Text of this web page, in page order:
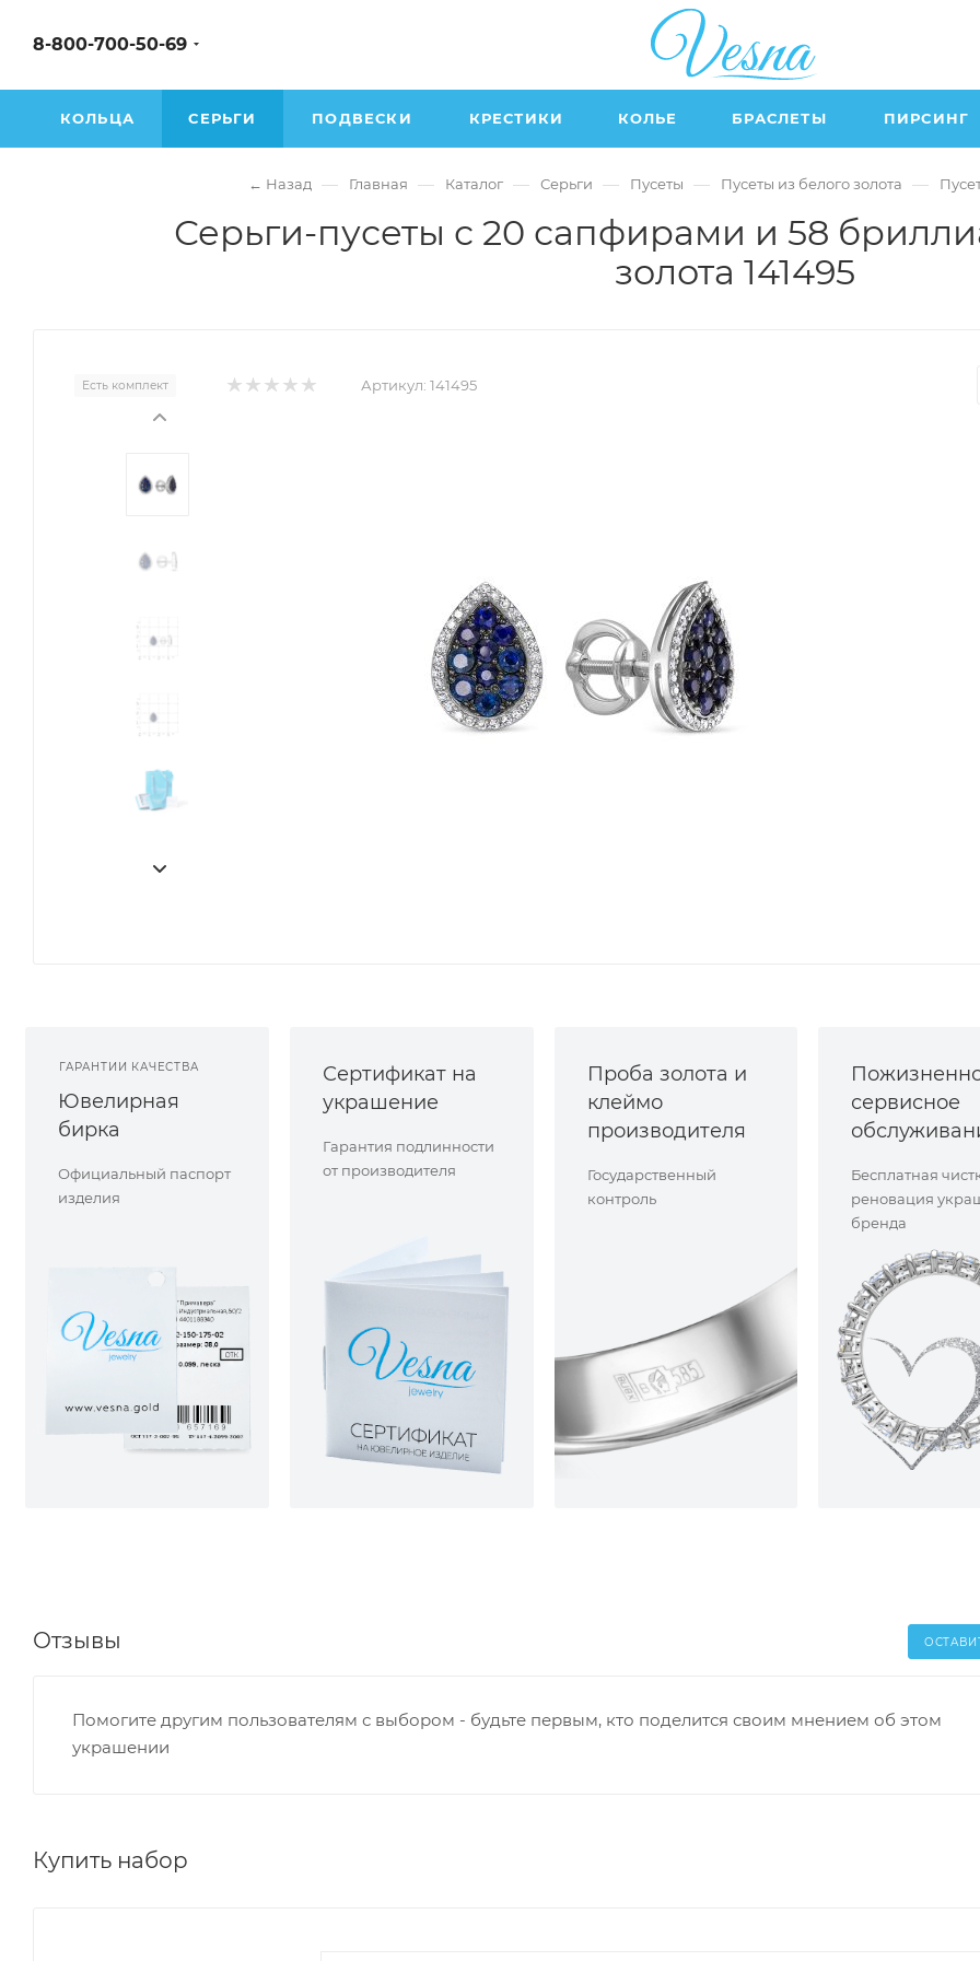
8-800-700-50-69
КОЛЬЦА СЕРЬГИ ПОДВЕСКИ КРЕСТИКИ КОЛЬЕ БРАСЛЕТЫ ПИРСИНГ
← Назад — Главная — Каталог — Серьги — Пусеты — Пусеты из белого золота —
Серьги-пусеты с 20 сапфирами и 58
золота 141495
Есть комплект Артикул: 141495
ГАРАНТИИ КАЧЕСТВА
Ювелирная
бирка
Официальный паспорт
изделия
Сертификат на
украшение
Гарантия подлинности
от производителя
Проба золота и
клеймо
производителя
Государственный
контроль
сервисное
Бесплатная
реновация
бренда
Отзывы
Помогите другим пользователям с выбором - будьте первым, кто поделится своим мнением об этом
украшении
Купить набор